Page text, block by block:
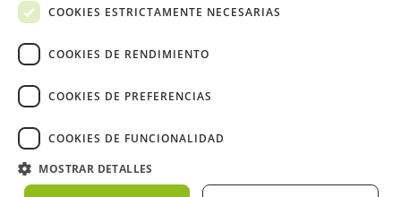
2026 ©NextCaddy.
Política de Cookies
Política de Privacidad
COOKIES ESTRICTAMENTE NECESARIAS
COOKIES DE RENDIMIENTO
COOKIES DE PREFERENCIAS
COOKIES DE FUNCIONALIDAD
MOSTRAR DETALLES